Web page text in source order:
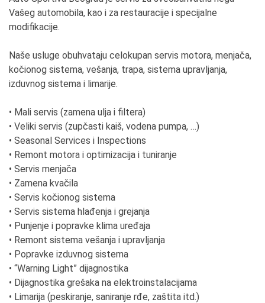
Vašeg automobila, kao i za restauracije i specijalne
modifikacije.
Naše usluge obuhvataju celokupan servis motora, menjača,
kočionog sistema, vešanja, trapa, sistema upravljanja,
izduvnog sistema i limarije.
• Mali servis (zamena ulja i filtera)
• Veliki servis (zupčasti kaiš, vodena pumpa, …)
• Seasonal Services i Inspections
• Remont motora i optimizacija i tuniranje
• Servis menjača
• Zamena kvačila
• Servis kočionog sistema
• Servis sistema hlađenja i grejanja
• Punjenje i popravke klima uređaja
• Remont sistema vešanja i upravljanja
• Popravke izduvnog sistema
• “Warning Light” dijagnostika
• Dijagnostika grešaka na elektroinstalacijama
• Limarija (peskiranje, saniranje rđe, zaštita itd.)